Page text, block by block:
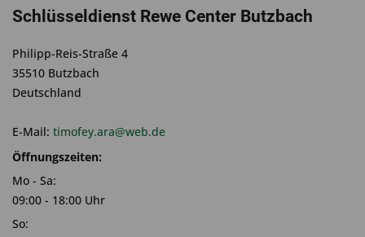
Schlüsseldienst Rewe Center Butzbach
Philipp-Reis-Straße 4
35510 Butzbach
Deutschland
E-Mail: timofey.ara@web.de
Öffnungszeiten:
Mo - Sa:
09:00 - 18:00 Uhr
So: